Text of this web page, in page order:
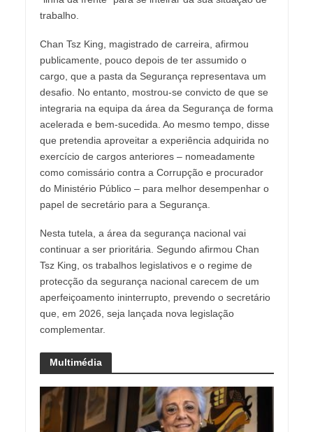
trabalho.
Chan Tsz King, magistrado de carreira, afirmou
publicamente, pouco depois de ter assumido o
cargo, que a pasta da Segurança representava um
desafio. No entanto, mostrou-se convicto de que se
integraria na equipa da área da Segurança de forma
acelerada e bem-sucedida. Ao mesmo tempo, disse
que pretendia aproveitar a experiência adquirida no
exercício de cargos anteriores – nomeadamente
como comissário contra a Corrupção e procurador
do Ministério Público – para melhor desempenhar o
papel de secretário para a Segurança.
Nesta tutela, a área da segurança nacional vai
continuar a ser prioritária. Segundo afirmou Chan
Tsz King, os trabalhos legislativos e o regime de
protecção da segurança nacional carecem de um
aperfeiçoamento ininterrupto, prevendo o secretário
que, em 2026, seja lançada nova legislação
complementar.
Multimédia